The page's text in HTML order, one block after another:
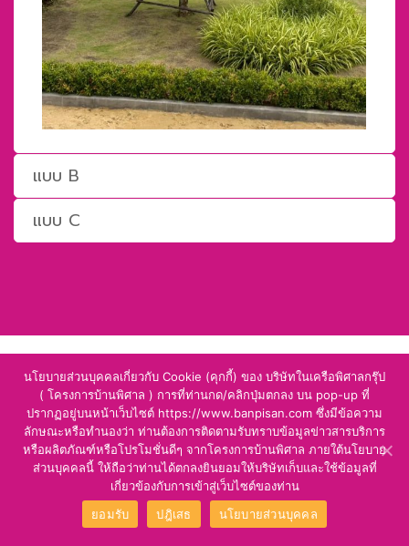
แบบ B
แบบ C
แผนที่ตั้งโครงการ
นโยบายส่วนบุคคลเกี่ยวกับ Cookie (คุกกี้) ของ บริษัทในเครือพิศาลกรุ๊ป
( โครงการบ้านพิศาล ) การที่ท่านกด/คลิกปุ่มตกลง บน pop-up ที่
ปรากฏอยู่บนหน้าเว็บไซต์ https://www.banpisan.com ซึ่งมีข้อความ
ลักษณะหรือทำนองว่า ท่านต้องการติดตามรับทราบข้อมูลข่าวสารบริการ
หรือผลิตภัณฑ์หรือโปรโมชั่นดีๆ จากโครงการบ้านพิศาล ภายใต้นโยบาย
ส่วนบุคคลนี้ ให้ถือว่าท่านได้ตกลงยินยอมให้บริษัทเก็บและใช้ข้อมูลที่
เกี่ยวข้องกับการเข้าสู่เว็บไซต์ของท่าน
ยอมรับ
ปฎิเสธ นโยบายส่วนบุคคล